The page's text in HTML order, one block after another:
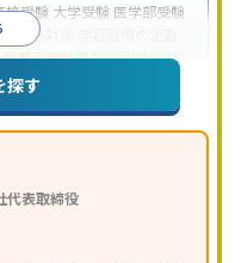
校受験 大学受験 医学部受験
内申点対策
推薦入試対策学校別特化対
策 共通テスト対策
他科目別特化対策
を利用
習のみの受講可
探す
代表取締役